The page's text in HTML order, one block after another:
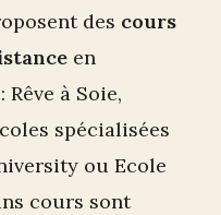
des cours
en
à Soie,
spécialisées
ou Ecole
cours sont